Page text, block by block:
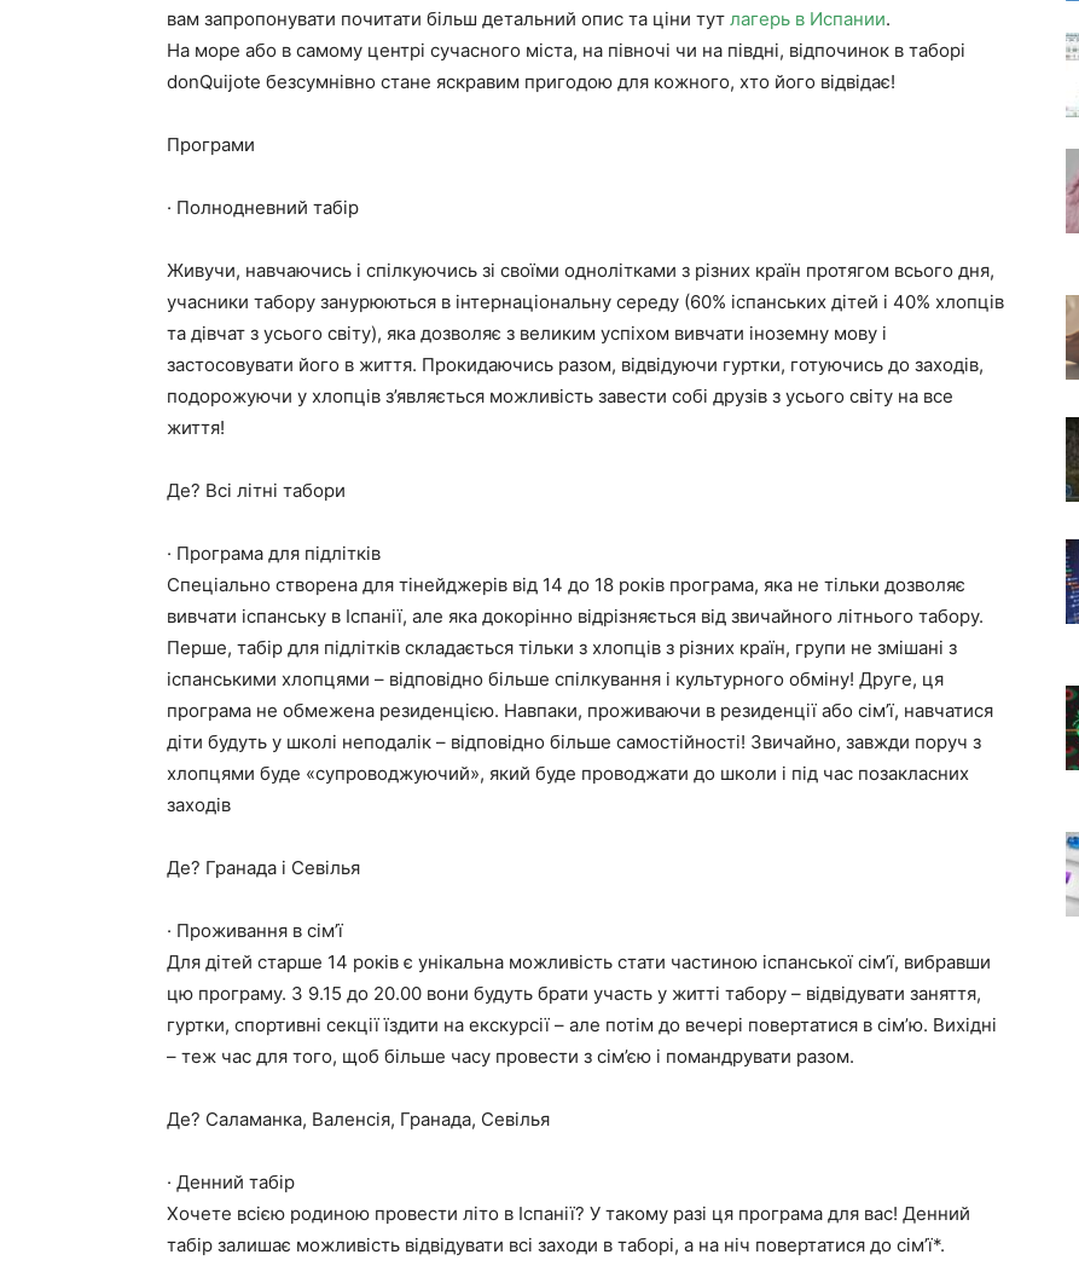
вам запропонувати почитати більш детальний опис та ціни тут лагерь в Испании.
На море або в самому центрі сучасного міста, на півночі чи на півдні, відпочинок в таборі
donQuijote безсумнівно стане яскравим пригодою для кожного, хто його відвідає!
Програми
· Полнодневний табір
Живучи, навчаючись і спілкуючись зі своїми однолітками з різних країн протягом всього дня,
учасники табору занурюються в інтернаціональну середу (60% іспанських дітей і 40% хлопців
та дівчат з усього світу), яка дозволяє з великим успіхом вивчати іноземну мову і
застосовувати його в життя. Прокидаючись разом, відвідуючи гуртки, готуючись до заходів,
подорожуючи у хлопців з’являється можливість завести собі друзів з усього світу на все
життя!
Де? Всі літні табори
· Програма для підлітків
Спеціально створена для тінейджерів від 14 до 18 років програма, яка не тільки дозволяє
вивчати іспанську в Іспанії, але яка докорінно відрізняється від звичайного літнього табору.
Перше, табір для підлітків складається тільки з хлопців з різних країн, групи не змішані з
іспанськими хлопцями – відповідно більше спілкування і культурного обміну! Друге, ця
програма не обмежена резиденцією. Навпаки, проживаючи в резиденції або сім’ї, навчатися
діти будуть у школі неподалік – відповідно більше самостійності! Звичайно, завжди поруч з
хлопцями буде «супроводжуючий», який буде проводжати до школи і під час позакласних
заходів
Де? Гранада і Севілья
· Проживання в сім’ї
Для дітей старше 14 років є унікальна можливість стати частиною іспанської сім’ї, вибравши
цю програму. З 9.15 до 20.00 вони будуть брати участь у житті табору – відвідувати заняття,
гуртки, спортивні секції їздити на екскурсії – але потім до вечері повертатися в сім’ю. Вихідні
– теж час для того, щоб більше часу провести з сім’єю і помандрувати разом.
Де? Саламанка, Валенсія, Гранада, Севілья
· Денний табір
Хочете всією родиною провести літо в Іспанії? У такому разі ця програма для вас! Денний
табір залишає можливість відвідувати всі заходи в таборі, а на ніч повертатися до сім’ї*.